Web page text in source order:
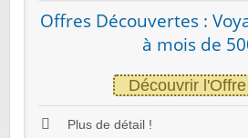
Offres Découvertes :
à mois de
Découvrir l'Offre
Plus de détail !